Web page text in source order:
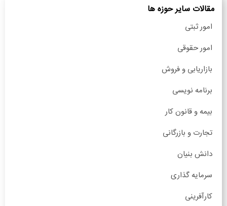
مقالات سایر حوزه ها
امور ثبتی
امور حقوقی
بازاریابی و فروش
برنامه نویسی
بیمه و قانون کار
تجارت و بازرگانی
دانش بنیان
سرمایه گذاری
کارآفرینی